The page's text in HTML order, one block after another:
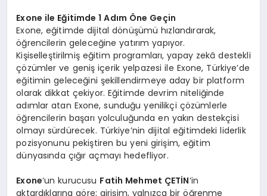
Exone ile Eğitimde 1 Adım Öne Geçin
Exone, eğitimde dijital dönüşümü hızlandırarak,
öğrencilerin geleceğine yatırım yapıyor.
Kişiselleştirilmiş eğitim programları, yapay zekâ destekli
çözümler ve geniş içerik yelpazesi ile Exone, Türkiye’de
eğitimin geleceğini şekillendirmeye aday bir platform
olarak dikkat çekiyor. Eğitimde devrim niteliğinde
adımlar atan Exone, sunduğu yenilikçi çözümlerle
öğrencilerin başarı yolculuğunda en yakın destekçisi
olmayı sürdürecek. Türkiye’nin dijital eğitimdeki liderlik
pozisyonunu pekiştiren bu yeni girişim, eğitim
dünyasında çığır açmayı hedefliyor.
Exone‘un kurucusu Fatih Mehmet ÇETİN‘in
aktardıklarına göre; girişim, yalnızca bir öğrenme